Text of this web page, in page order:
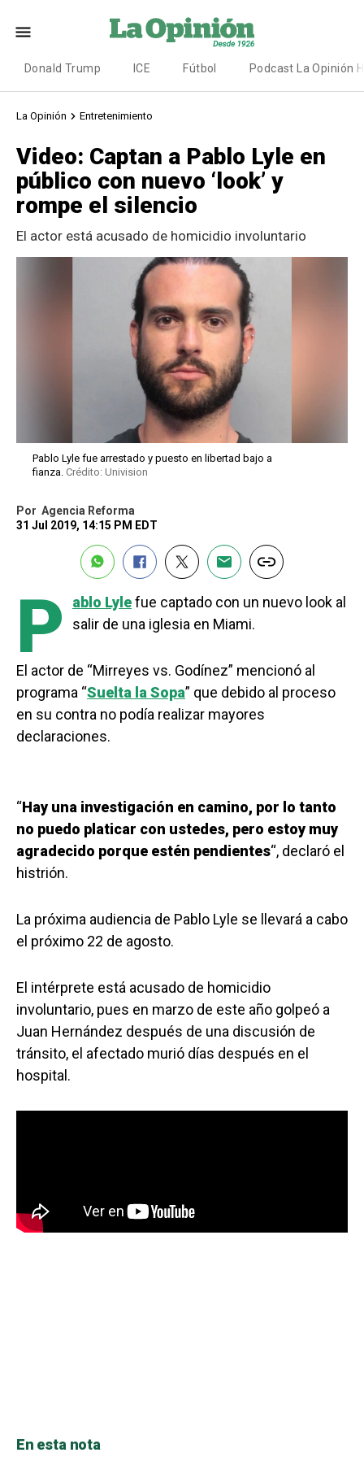
Donald Trump ICE Fútbol Podcast La Opinión
La Opinión Entretenimiento
Video: Captan a Pablo Lyle en
público con nuevo ‘look’ y
rompe el silencio
El actor está acusado de homicidio involuntario
Pablo Lyle fue arrestado y puesto en libertad bajo a
fianza. Crédito: Univision
Por Agencia Reforma
31 Jul 2019, 14:15 PM EDT
P ablo Lylefue captado con un nuevo look al
salir de una iglesia en Miami.
El actor de “Mirreyes vs. Godínez” mencionó al
programa “Suelta la Sopa” que debido al proceso
en su contra no podía realizar mayores
declaraciones.
“Hay una investigación en camino, por lo tanto
no puedo platicar con ustedes, pero estoy muy
agradecido porque estén pendientes“, declaró el
histrión.
La próxima audiencia de Pablo Lyle se llevará a cabo
el próximo 22 de agosto.
El intérprete está acusado de homicidio
involuntario, pues en marzo de este año golpeó a
Juan Hernández después de una discusión de
tránsito, el afectado murió días después en el
hospital.
En esta nota